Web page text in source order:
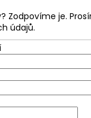
Zodpovíme je.
údajů.